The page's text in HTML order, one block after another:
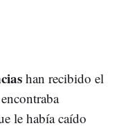
han recibido el
le había caído